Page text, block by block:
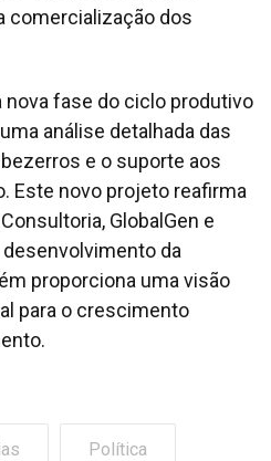
comercialização dos
nova fase do ciclo produtivo
análise detalhada das
e o suporte aos
Este novo projeto reafirma
GlobalGen e
da
proporciona uma visão
para o crescimento
Política